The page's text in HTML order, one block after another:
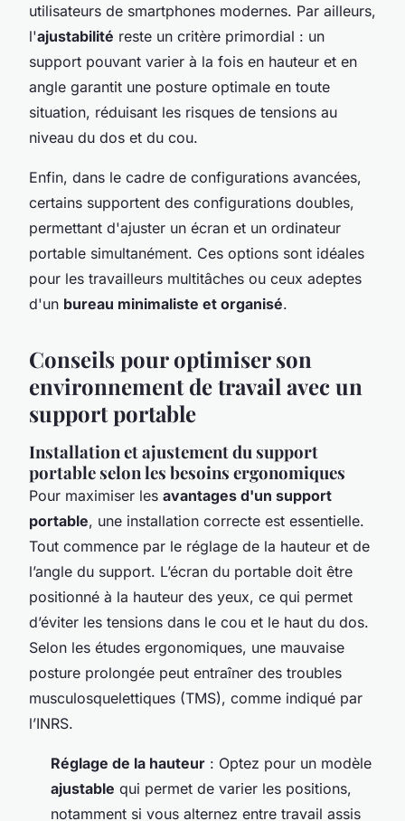
utilisateurs de smartphones modernes. Par ailleurs,
l'ajustabilité reste un critère primordial : un
support pouvant varier à la fois en hauteur et en
angle garantit une posture optimale en toute
situation, réduisant les risques de tensions au
niveau du dos et du cou.
Enfin, dans le cadre de configurations avancées,
certains supportent des configurations doubles,
permettant d'ajuster un écran et un ordinateur
portable simultanément. Ces options sont idéales
pour les travailleurs multitâches ou ceux adeptes
d'un bureau minimaliste et organisé.
Conseils pour optimiser son
environnement de travail avec un
support portable
Installation et ajustement du support
portable selon les besoins ergonomiques
Pour maximiser les avantages d'un support
portable, une installation correcte est essentielle.
Tout commence par le réglage de la hauteur et de
l’angle du support. L’écran du portable doit être
positionné à la hauteur des yeux, ce qui permet
d’éviter les tensions dans le cou et le haut du dos.
Selon les études ergonomiques, une mauvaise
posture prolongée peut entraîner des troubles
musculosquelettiques (TMS), comme indiqué par
l’INRS.
Réglage de la hauteur : Optez pour un modèle
ajustable qui permet de varier les positions,
notamment si vous alternez entre travail assis